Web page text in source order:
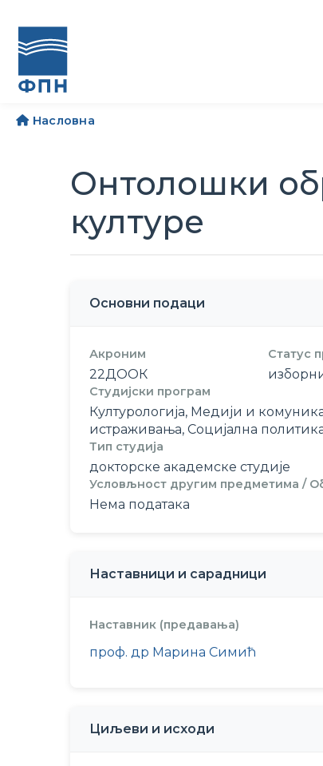
Насловна
Онтолошки
културе
Основни подаци
Акроним
22ДООК
Статус
Студијски програм
Културологија, Медији и
истраживања, Социјална
Тип студија
докторске академске студије
Условљност другим предметима /
Нема података
Наставници и сарадници
Наставник (предавања)
проф. др Марина Симић
Циљеви и исходи